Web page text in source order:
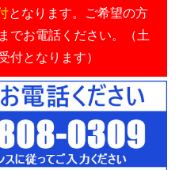
となります。ご希望の方
でお電話ください。（土
付となります）